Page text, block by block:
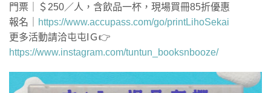
門票｜＄250／人，含飲品一杯，現場買冊85折優惠
報名｜
https://www.accupass.com/go/printLihoSekai
更多活動請洽屯屯IＧ👉
https://www.instagram.com/tuntun_booksnbooze/